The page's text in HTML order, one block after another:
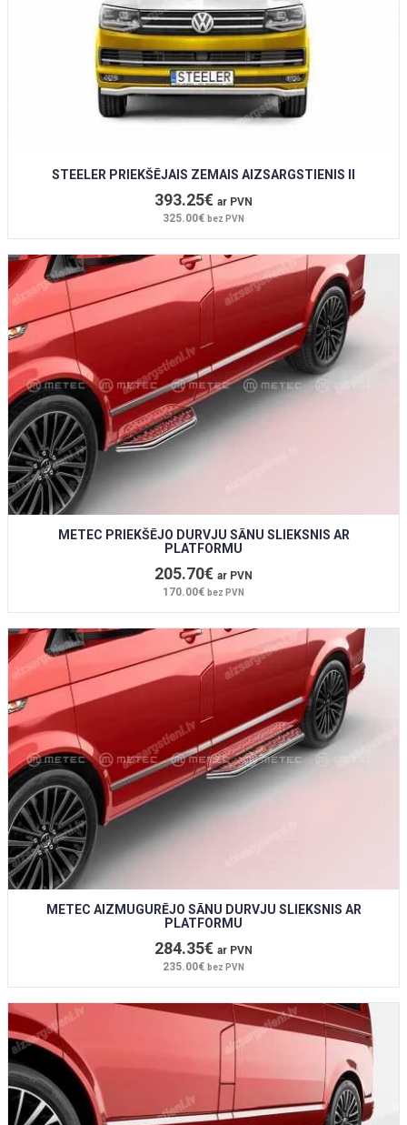
STEELER PRIEKŠĒJAIS ZEMAIS AIZSARGSTIENIS II
393.25€ ar PVN
325.00€ bez PVN
METEC PRIEKŠĒJO DURVJU SĀNU SLIEKSNIS AR
PLATFORMU
205.70€ ar PVN
170.00€ bez PVN
METEC AIZMUGURĒJO SĀNU DURVJU SLIEKSNIS AR
PLATFORMU
284.35€ ar PVN
235.00€ bez PVN